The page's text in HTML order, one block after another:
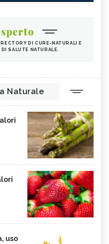
DI CURE-NATURALI E
SALUTE NATURALE.
Naturale
uso